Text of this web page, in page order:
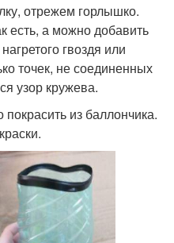
отрежем горлышко.
есть, а можно добавить
гвоздя или
точек, не соединенных
узор кружева.
из баллончика.